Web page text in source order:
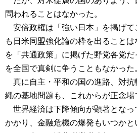
問われることはなかった。
安倍政権は「強い日本」を掲げて
も日米同盟強化論の枠を出ること
を「共通政策」に掲げた野党各党
を全国で真剣に争うこともなかった
真に自主・平和の国の進路、対抗
縄の基地問題も、これからが正念場
世界経済は下降傾向が顕著となっ
かかり、金融危機の爆発もいつか